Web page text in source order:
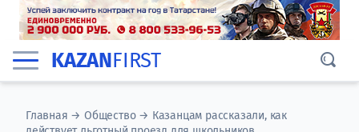
KAZANFIRST
Главная →Общество→ Казанцам рассказали, как